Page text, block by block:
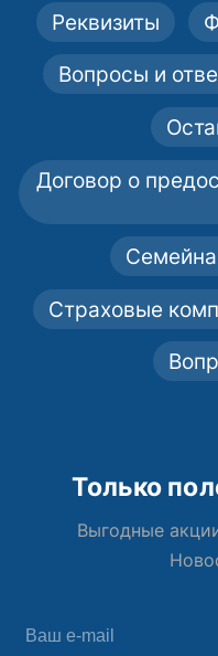
Реквизиты
Вопросы и
Договор о
Страховые
Только
Выгодные